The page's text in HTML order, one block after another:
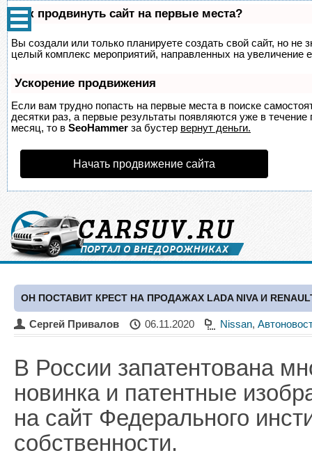
Как продвинуть сайт на первые места?
Вы создали или только планируете создать свой сайт, но не
целый комплекс мероприятий, направленных на увеличение
Ускорение продвижения
Если вам трудно попасть на первые места в поиске
десятки раз, а первые результаты появляются уже в
месяц, то в SeoHammer за бустер вернут деньги.
Начать продвижение сайта
ОН ПОСТАВИТ КРЕСТ НА ПРОДАЖАХ LADA NIVA И
Сергей Привалов 06.11.2020 Nissan,
В России запатентована
новинка и патентные
на сайт Федерального
собственности.